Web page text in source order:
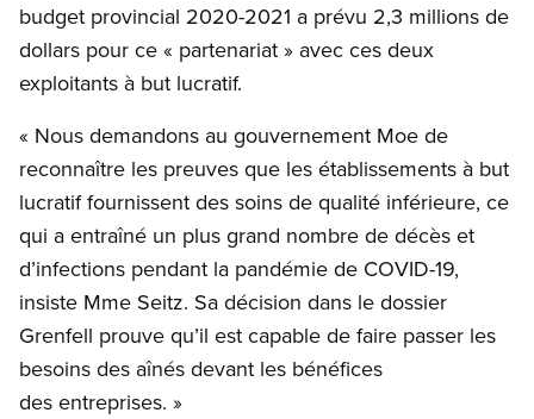
budget provincial 2020-2021 a prévu 2,3 millions de
dollars pour ce « partenariat » avec ces deux
exploitants à but lucratif.
« Nous demandons au gouvernement Moe de
reconnaître les preuves que les établissements à but
lucratif fournissent des soins de qualité inférieure, ce
qui a entraîné un plus grand nombre de décès et
d’infections pendant la pandémie de COVID-19,
insiste Mme Seitz. Sa décision dans le dossier
Grenfell prouve qu’il est capable de faire passer les
besoins des aînés devant les bénéfices
des entreprises. »